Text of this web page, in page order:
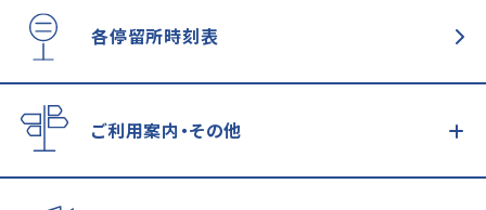
各停留所時刻表
ご利用案内・その他